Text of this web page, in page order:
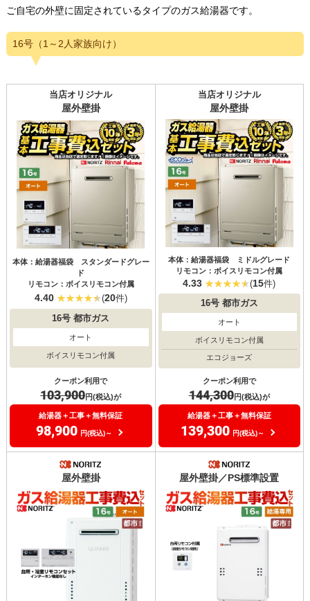
ご自宅の外壁に固定されているタイプのガス給湯器です。
16号（1～2人家族向け）
当店オリジナル
屋外壁掛
本体：給湯器福袋 スタンダードグレー
ド
リモコン：ボイスリモコン付属
4.40 (20件)
16号 都市ガス
オート
ボイスリモコン付属
クーポン利用で
103,900円(税込)が
給湯器＋工事＋無料保証
98,900 円(税込)～
当店オリジナル
屋外壁掛
本体：給湯器福袋 ミドルグレード
リモコン：ボイスリモコン付属
4.33 (15件)
16号都市ガス
オート
ボイスリモコン付属
エコジョーズ
クーポン利用で
144,300円(税込)が
給湯器＋工事＋無料保証
139,300 円(税込)～
屋外壁掛 屋外壁掛／PS標準設置